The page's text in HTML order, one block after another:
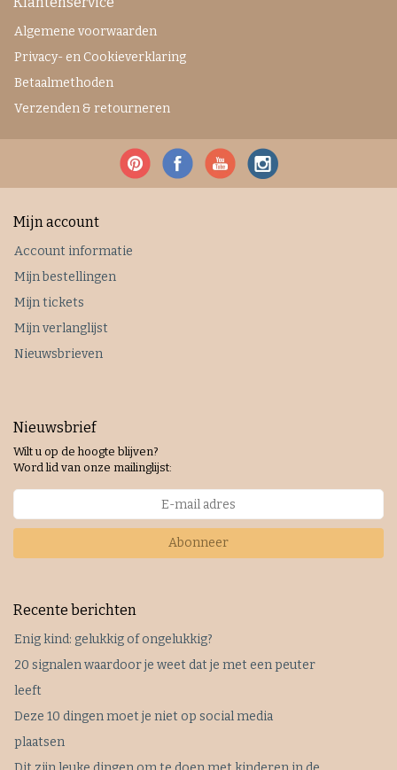
Algemene voorwaarden
Privacy- en Cookieverklaring
Betaalmethoden
Verzenden & retourneren
Mijn account
Account informatie
Mijn bestellingen
Mijn tickets
Mijn verlanglijst
Nieuwsbrieven
Nieuwsbrief
Wilt u op de hoogte blijven?
Word lid van onze mailinglijst:
Abonneer
Recente berichten
Enig kind: gelukkig of ongelukkig?
20 signalen waardoor je weet dat je met een peuter
leeft
Deze 10 dingen moet je niet op social media
plaatsen